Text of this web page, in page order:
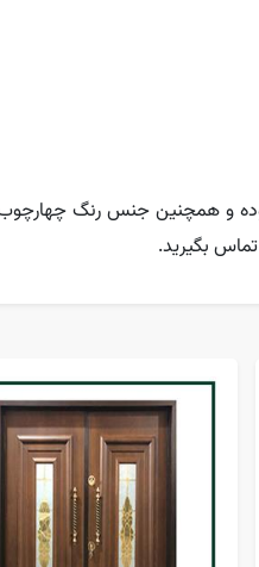
و همچنین جنس رنگ
بگیرید.